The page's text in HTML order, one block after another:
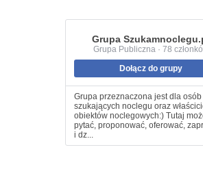
Grupa
Grupa Publiczna · 78
Dołącz do grupy
Grupa przeznaczona jest dla osób
szukających noclegu oraz
obiektów noclegowych:) Tutaj
pytać, proponować, oferować,
i dz...